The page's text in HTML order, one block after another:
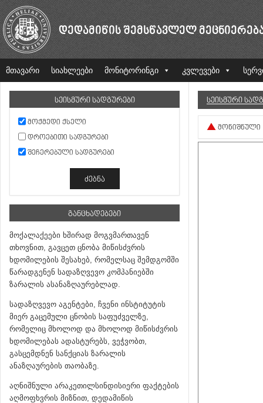
ᲓᲔᲓᲐᲛᲘᲬᲘᲡ ᲨᲔᲛᲡᲬᲐᲕᲚᲔᲚ
მთავარი სიახლეები მონიტორინგი კვლევები
ᲡᲔᲘᲡᲛᲣᲠᲘ ᲡᲐᲓᲒᲣᲠᲔᲑᲘ
ᲛᲝᲥᲛᲔᲓᲘ ᲥᲡᲔᲚᲘ
ᲓᲠᲝᲔᲑᲘᲗᲘ ᲡᲐᲓᲒᲣᲠᲔᲑᲘ
ᲨᲔᲩᲔᲠᲔᲑᲣᲚᲘ ᲡᲐᲓᲒᲣᲠᲔᲑᲘ
ᲒᲐᲜᲪᲮᲐᲓᲔᲑᲔᲑᲘ
მოქალაქეები ხშირად მოგვმართავენ
თხოვნით, გავცეთ ცნობა მიწისძვრის
ხდომილების შესახებ, რომელსაც შემდგომში
წარადგენენ სადაზღვევო კომპანიებში
ზარალის ასანაზღაურებლად.
სადაზღვევო აგენტები, ჩვენი ინსტიტუტის
მიერ გაცემული ცნობის საფუძველზე,
რომელიც მხოლოდ და მხოლოდ მიწისძვრის
ხდომილებას ადასტურებს, ვეჭვობთ,
გასცემდნენ სანქციას ზარალის
ანაზღაურების თაობაზე.
აღნიშნული არაკეთილსინდისიერი ფაქტების
აღმოფხვრის მიზნით, დედამიწის
ᲡᲔᲘᲡᲛᲣᲠᲘ
ᲛᲝᲜᲘᲨᲜᲣᲚᲘ